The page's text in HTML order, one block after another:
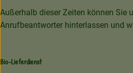
Außerhalb dieser Zeiten können Sie
Anrufbeantworter hinterlassen und
Bio-Lieferdienst